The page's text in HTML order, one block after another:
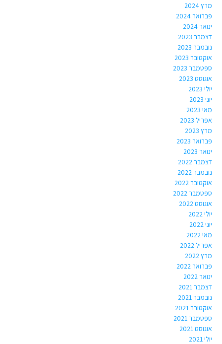
מרץ 2024
פברואר 2024
ינואר 2024
דצמבר 2023
נובמבר 2023
אוקטובר 2023
ספטמבר 2023
אוגוסט 2023
יולי 2023
יוני 2023
מאי 2023
אפריל 2023
מרץ 2023
פברואר 2023
ינואר 2023
דצמבר 2022
נובמבר 2022
אוקטובר 2022
ספטמבר 2022
אוגוסט 2022
יולי 2022
יוני 2022
מאי 2022
אפריל 2022
מרץ 2022
פברואר 2022
ינואר 2022
דצמבר 2021
נובמבר 2021
אוקטובר 2021
ספטמבר 2021
אוגוסט 2021
יולי 2021